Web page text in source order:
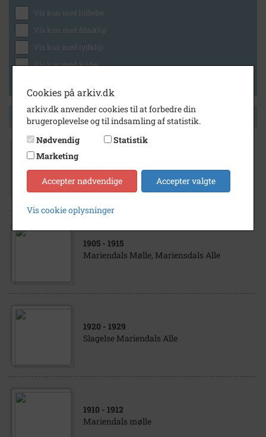
Vis kun med billeder
Vis kun med filmklip
Vis kun med lydklip
Vis kun med kilder
Side 1 af 1
Mariendals mølle og møllegård
1905 - 1915
Mariendals Mølle, Mariensdals Alle
1920 - 1929
Slagelse Mariendals Alle
1910 - 1912
Mariendals mølle
Cookies på arkiv.dk
arkiv.dk anvender cookies til at forbedre din
brugeroplevelse og til indsamling af statistik.
Nødvendig
Statistik
Marketing
Accepter nødvendige Accepter valgte
Vis cookie oplysninger